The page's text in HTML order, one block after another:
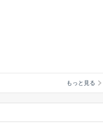
もっと見る